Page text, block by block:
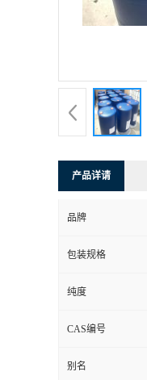
产品详请
品牌
包装规格
纯度
CAS编号
别名